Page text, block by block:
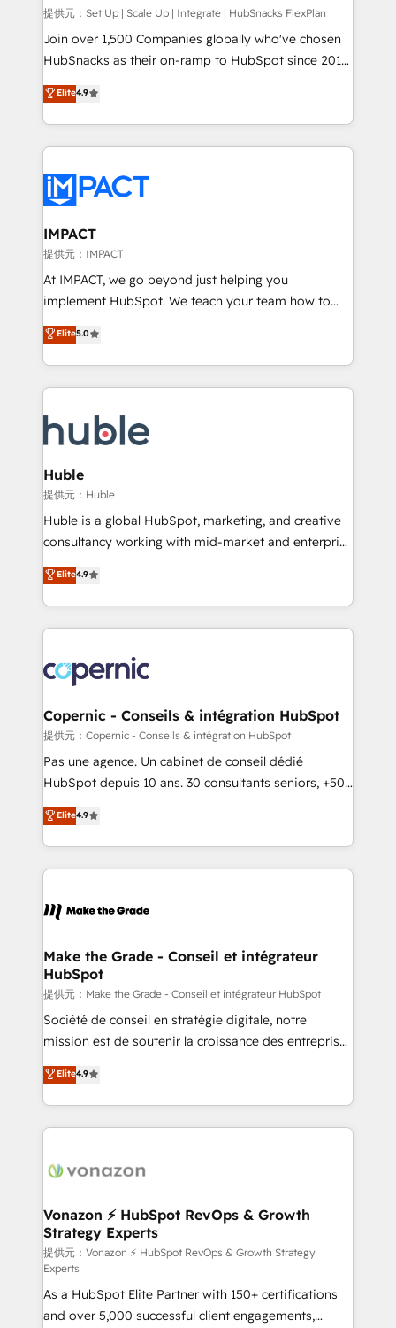
improve customer experiences. With our bright
people, exciting ideas and can-do mentality, we
ensure revenue growth on a daily basis. So tell us
team of 100+ experts is ready for you! Driving digital
growth | www.brightdigital.com
提供元：Set Up | Scale Up | Integrate | HubSnacks FlexPlan
Join over 1,500 Companies globally who've chosen
HubSnacks as their on-ramp to HubSpot since 2014
Simple pay-as-you-go plans that accelerate value...
1️⃣ Set Up | Onboarding New or Check-fixing existing
HubSpot portals 2️⃣ Scale Up | 100% HubSpot Task
Execution... Global 24/7 ... All Experts 3️⃣ Integrate |
Slash months from your API Integration project... ⬅️
Click "Contact Business" ⬅️ to access 150+ Kickstart
Integration templates that put HubSpot in the center
of your tech stack, syncing... 🛍️ Shopify or
WooCommerce 💲 Stripe or Paypal 💰 Sage or
Netsuite 🤖 Google or Microsoft ✍️ DocuSign or
the rare Advanced "Custom Integrations"
Accreditation, securely sync data across... 🔄 any
new HubSpot portal with Advanced Website and
CRM Migrations using our in-house "HubScrub" Tool.
Elite4.9
IMPACT
提供元：IMPACT
At IMPACT, we go beyond just helping you
implement HubSpot. We teach your team how to
master it. As the creators of the Endless Customers
System™ (the next evolution of They Ask, You
Answer), we’re the only HubSpot partner built
entirely around coaching and training. That means
skills, processes, and internal team you need to
attract the right buyers, close deals faster, and grow
without outside dependencies. You’ll learn how to: •
Set up, audit, and organize your HubSpot portal •
Get your sales team fully using HubSpot • Track
pipeline and revenue across the entire buyer journey
growth • Create content and videos that attract
buyers • Use AI to scale smarter Our coaching-led
lasts. So if you're ready to become the most trusted
voice in your market, let’s talk.
Elite5.0
Huble
提供元：Huble
Huble is a global HubSpot, marketing, and creative
consultancy working with mid-market and enterprise
businesses. We go beyond implementation, shaping
the strategy, processes, and teams that turn
HubSpot into a genuine growth engine. Named
HubSpot's Global Partner of the Year in 2024,
worldwide, and with over 15 years in the ecosystem,
Huble has built a track record that speaks for itself.
One company, one operating model, delivering
across offices and consulting teams in the UK, USA,
Canada, Germany, France, Belgium, Singapore, and
South Africa. Certified compliant with ISO/IEC
international offices and 175+ employees.
Elite4.9
Copernic - Conseils & intégration HubSpot
提供元：Copernic - Conseils & intégration HubSpot
Pas une agence. Un cabinet de conseil dédié
HubSpot depuis 10 ans. 30 consultants seniors, +500
clients, un ROI mesurable. Notre mission : faire de
HubSpot un vrai levier de performance pour votre
organisation. Cela passe par la compréhension de
vos processus, la fiabilisation de vos données et
la plateforme. Nos domaines d'intervention : -
& reprise de données - Stratégie RevOps &
alignement Marketing / Sales - Data, reporting &
tableaux de bord - Onboarding, audit &
optimisation - Intégrations métiers (ERP, téléphonie,
e-commerce) - Formation & accompagnement au
et grandes entreprises en France et à l'international,
dans des secteurs variés : SaaS, immobilier,
Elite4.9
Make the Grade - Conseil et intégrateur
HubSpot
提供元：Make the Grade - Conseil et intégrateur HubSpot
Société de conseil en stratégie digitale, notre
mission est de soutenir la croissance des entreprises
B2B à travers l’acquisition de nouveaux clients,
l'intégration CRM et le développement des revenus
auprès de vos comptes existants. En France et à
l'international, nous travaillons avec des ETI
delà d’une simple transformation digitale et des
➤ L’intégration de CRM et de méthodologie RevOps
pour aligner les équipes marketing, commerciales et
support client (data migration, synchronisation API,
audit et maintenance) ➤ La création de sites internet
de conversion qui transforment les visiteurs en
opportunités d'affaires ➤ La mise en place de
Elite4.9
Vonazon ⚡ HubSpot RevOps & Growth
Strategy Experts
提供元：Vonazon ⚡ HubSpot RevOps & Growth Strategy
Experts
As a HubSpot Elite Partner with 150+ certifications
and over 5,000 successful client engagements,